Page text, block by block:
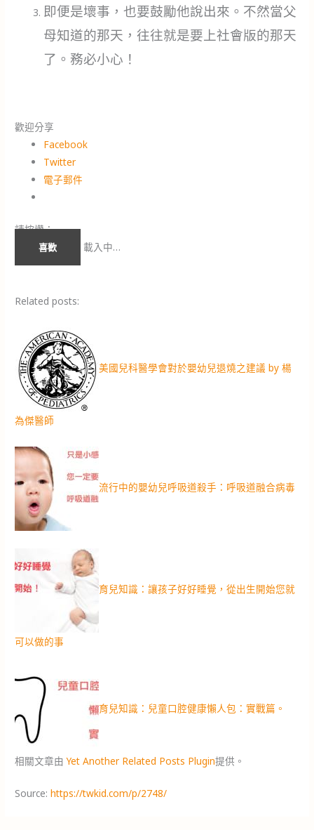
即便是壞事，也要鼓勵他說出來。不然當父
母知道的那天，往往就是要上社會版的那天
了。務必小心！
歡迎分享
Facebook
Twitter
電子郵件
請按讚：
喜歡 載入中…
Related posts:
美國兒科醫學會對於嬰幼兒退燒之建議 by 楊
為傑醫師
流行中的嬰幼兒呼吸道殺手：呼吸道融合病毒
育兒知識：讓孩子好好睡覺，從出生開始您就
可以做的事
育兒知識：兒童口腔健康懶人包：實戰篇。
相關文章由Yet Another Related Posts Plugin提供。
Source:https://twkid.com/p/2748/